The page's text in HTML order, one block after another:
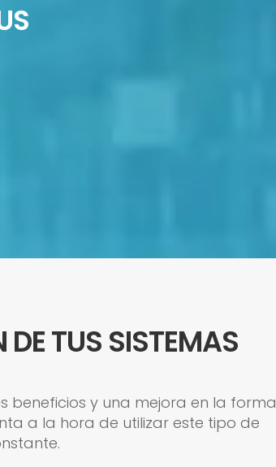
DE TUS SISTEMAS
beneficios y una mejora en la forma
a la hora de utilizar este tipo de